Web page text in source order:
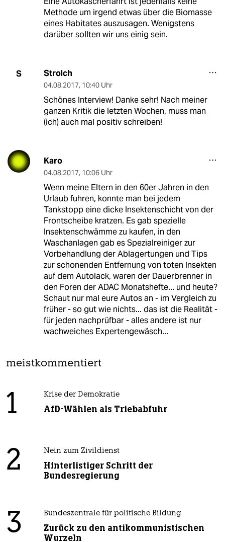
Methode um irgend etwas über die Biomasse
eines Habitates auszusagen. Wenigstens
darüber sollten wir uns einig sein.
S Strolch
04.08.2017, 10:40 Uhr
Schönes Interview! Danke sehr! Nach meiner
ganzen Kritik die letzten Wochen, muss man
(ich) auch mal positiv schreiben!
Karo
04.08.2017, 10:06 Uhr
Wenn meine Eltern in den 60er Jahren in den
Urlaub fuhren, konnte man bei jedem
Tankstopp eine dicke Insektenschicht von der
Frontscheibe kratzen. Es gab spezielle
Insektenschwämme zu kaufen, in den
Waschanlagen gab es Spezialreiniger zur
Vorbehandlung der Ablagertungen und Tips
zur schonenden Entfernung von toten Insekten
auf dem Autolack, waren der Dauerbrenner in
den Foren der ADAC Monatshefte... und heute?
Schaut nur mal eure Autos an - im Vergleich zu
früher - so gut wie nichts... das ist die Realität -
für jeden nachprüfbar - alles andere ist nur
wachweiches Expertengewäsch...
meistkommentiert
1 Krise der Demokratie
AfD-Wählen als Triebabfuhr
2 Nein zum Zivildienst
Hinterlistiger Schritt der
Bundesregierung
3 Bundeszentrale für politische Bildung
Zurück zu den antikommunistischen
Wurzeln